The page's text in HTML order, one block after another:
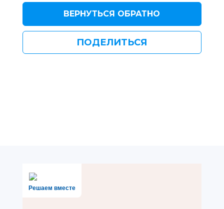
ВЕРНУТЬСЯ ОБРАТНО
ПОДЕЛИТЬСЯ
Решаем вместе